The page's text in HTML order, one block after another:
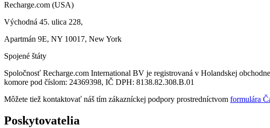
Recharge.com (USA)
Východná 45. ulica 228,
Apartmán 9E, NY 10017, New York
Spojené štáty
Spoločnosť Recharge.com International BV je registrovaná v Holandskej
komore pod číslom: 24369398, IČ DPH: 8138.82.308.B.01
Môžete tiež kontaktovať náš tím zákazníckej podpory prostredníctvom formulára
Poskytovatelia